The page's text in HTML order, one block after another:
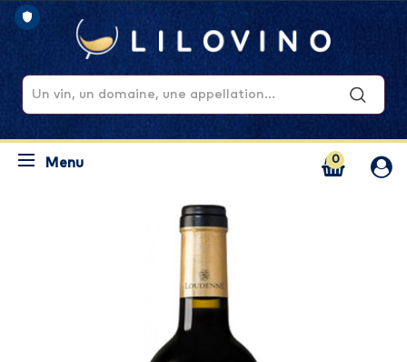
0
Menu